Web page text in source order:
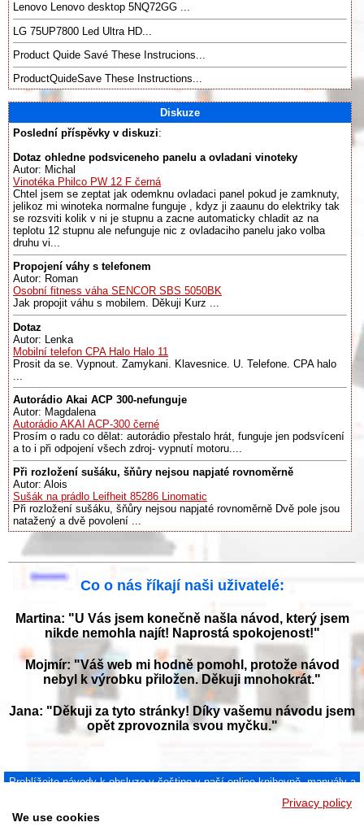
Lenovo Lenovo desktop 5NQ72GG ...
LG 75UP7800 Led Ultra HD...
Product Quide Savé These Instrucions...
ProductQuideSave These Instructions...
Diskuze
Poslední příspěvky v diskuzi:
Dotaz ohledne podsviceneho panelu a ovladani vinoteky
Autor: Michal
Vinotéka Philco PW 12 F černá
Chtel jsem se zeptat jak odemknu ovladaci panel pokud je zamknuty,
jelikoz mi winoteka normalne funguje , kdyz ji zaaunu do elektriky tak
se rozsviti kolik v ni je stupnu a zacne automaticky chladit az na
teplotu 12 stupnu ale nefunguje nic z ovladaciho panelu jako volba
druhu vi...
Propojení váhy s telefonem
Autor: Roman
Osobní fitness váha SENCOR SBS 5050BK
Jak propojit váhu s mobilem. Děkuji Kurz ...
Dotaz
Autor: Lenka
Mobilní telefon CPA Halo Halo 11
Prosit da se. Vypnout. Zamykani. Klavesnice. U. Telefone. CPA halo
Autorádio Akai ACP 300-nefunguje
Autor: Magdalena
Autorádio AKAI ACP-300 černé
Prosím o radu co dělat: autorádio přestalo hrát, funguje jen podsvícení
a to i při odpojení všech zdroj- vypnutí motoru....
Při rozložení sušáku, šňůry nejsou napjaté rovnoměrně
Autor: Alois
Sušák na prádlo Leifheit 85286 Linomatic
Při rozložení sušáku, šňůry nejsou napjaté rovnoměrně Dvě pole jsou
natažený a dvě povolení ...
Co o nás říkají naši uživatelé:
Martina: "U Vás jsem konečně našla návod, který jsem
nikde nemohla najít! Naprostá spokojenost!"
Mojmír: "Váš web mi hodně pomohl, protože návod
nebyl k výrobku přiložen. Děkuji mnohokrát."
Jana: "Děkuji za tyto stránky! Díky vašemu návodu jsem
opět zprovoznila svou myčku."
Prohlížejte návody k obsluze v češtine v naší online knihovně, manuály a
neustále aktualizována a doplňována o nové výrobky. Sháníte návod?
Privacy policy
We use cookies